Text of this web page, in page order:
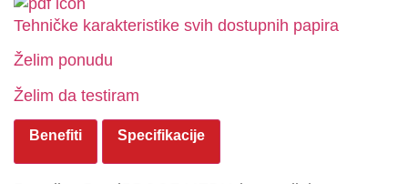
Tehničke karakteristike svih dostupnih papira
Želim ponudu
Želim da testiram
Benefiti Specifikacije